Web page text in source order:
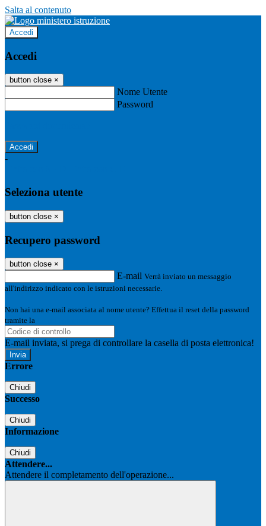
Salta al contenuto
Accedi
Accedi
button close ×
Nome Utente
Password
-
Seleziona utente
button close ×
Recupero password
button close ×
E-mail Verrà inviato un messaggio
all'indirizzo indicato con le istruzioni necessarie.
Non hai una e-mail associata al nome utente? Effettua il reset della password
tramite la
E-mail inviata, si prega di controllare la casella di posta elettronica!
Errore
Chiudi
Successo
Chiudi
Informazione
Chiudi
Attendere...
Attendere il completamento dell'operazione...